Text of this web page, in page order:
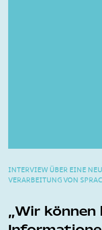
INTERVIEW ÜBER EINE
VERARBEITUNG VON
Wir können